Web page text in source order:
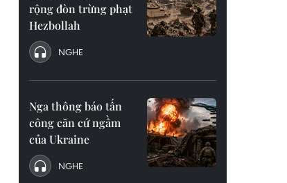
rộng đòn trừng phạt
Hezbollah
NGHE
Nga thông báo tấn
công căn cứ ngầm
của Ukraine
NGHE